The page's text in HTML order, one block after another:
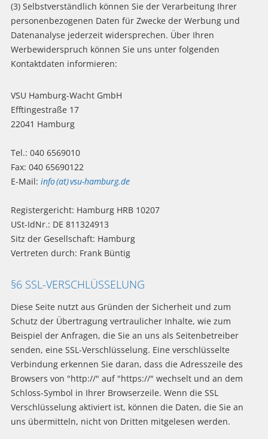
(3) Selbstverständlich können Sie der Verarbeitung Ihrer
personenbezogenen Daten für Zwecke der Werbung und
Datenanalyse jederzeit widersprechen. Über Ihren
Werbewiderspruch können Sie uns unter folgenden
Kontaktdaten informieren:
VSU Hamburg-Wacht GmbH
Efftingestraße 17
22041 Hamburg
Tel.: 040 6569010
Fax: 040 65690122
E-Mail: info (at) vsu-hamburg.de
Registergericht: Hamburg HRB 10207
USt-IdNr.: DE 811324913
Sitz der Gesellschaft: Hamburg
Vertreten durch: Frank Büntig
§6 SSL-VERSCHLÜSSELUNG
Diese Seite nutzt aus Gründen der Sicherheit und zum
Schutz der Übertragung vertraulicher Inhalte, wie zum
Beispiel der Anfragen, die Sie an uns als Seitenbetreiber
senden, eine SSL-Verschlüsselung. Eine verschlüsselte
Verbindung erkennen Sie daran, dass die Adresszeile des
Browsers von "http://" auf "https://" wechselt und an dem
Schloss-Symbol in Ihrer Browserzeile. Wenn die SSL
Verschlüsselung aktiviert ist, können die Daten, die Sie an
uns übermitteln, nicht von Dritten mitgelesen werden.